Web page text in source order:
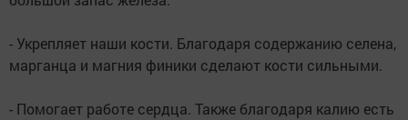
- Укрепляет наши кости. Благодаря содержанию селена,
марганца и магния финики сделают кости сильными.
- Помогает работе сердца. Также благодаря калию есть